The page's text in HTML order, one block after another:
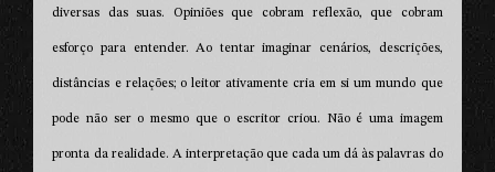
diversas das suas. Opiniões que cobram reflexão, que cobram
esforço para entender. Ao tentar imaginar cenários, descrições,
distâncias e relações; o leitor ativamente cria em si um mundo que
pode não ser o mesmo que o escritor criou. Não é uma imagem
pronta da realidade. A interpretação que cada um dá às palavras do